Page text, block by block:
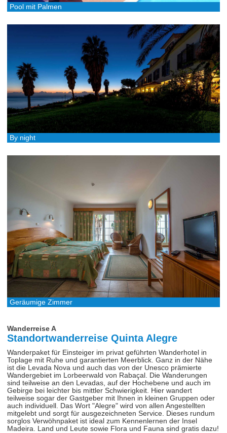
Pool mit Palmen
By night
Geräumige Zimmer
Wanderreise A
Standortwanderreise Quinta Alegre
Wanderpaket für Einsteiger im privat geführten Wanderhotel in
Toplage mit Ruhe und garantierten Meerblick. Ganz in der Nähe
ist die Levada Nova und auch das von der Unesco prämierte
Wandergebiet im Lorbeerwald von Rabaçal. Die Wanderungen
sind teilweise an den Levadas, auf der Hochebene und auch im
Gebirge bei leichter bis mittler Schwierigkeit. Hier wandert
teilweise sogar der Gastgeber mit Ihnen in kleinen Gruppen oder
auch individuell. Das Wort "Alegre" wird von allen Angestellten
mitgelebt und sorgt für ausgezeichneten Service. Dieses rundum
sorglos Verwöhnpaket ist ideal zum Kennenlernen der Insel
Madeira. Land und Leute sowie Flora und Fauna sind gratis dazu!